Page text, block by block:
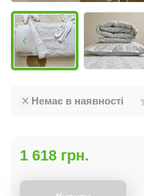
Немає в наявності
1 618 грн.